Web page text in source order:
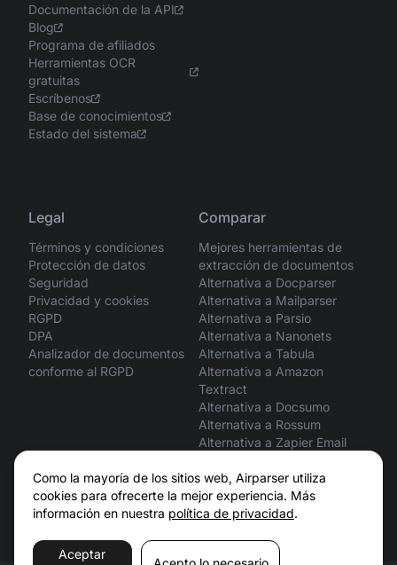
Como la mayoría de los sitios web, Airparser utiliza
cookies para ofrecerte la mejor experiencia. Más
información en nuestra política de privacidad.
Aceptar
Documentación de la API
Blog
Programa de afiliados
Herramientas OCR
gratuitas
Escríbenos
Base de conocimientos
Estado del sistema
Legal
Términos y condiciones
Protección de datos
Seguridad
Privacidad y cookies
RGPD
DPA
Analizador de documentos
conforme al RGPD
Comparar
Mejores herramientas de
extracción de documentos
Alternativa a Docparser
Alternativa a Mailparser
Alternativa a Parsio
Alternativa a Nanonets
Alternativa a Tabula
Alternativa a Amazon
Textract
Alternativa a Docsumo
Alternativa a Rossum
Alternativa a Zapier Email
ChatGPT vs. Airparser
Claude vs. Airparser